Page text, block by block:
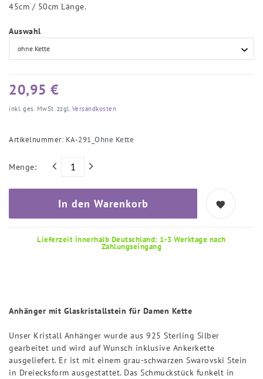
45cm / 50cm Länge.
Auswahl
20,95 €
inkl. ges. MwSt. zzgl.Versandkosten
Artikelnummer: KA-291_Ohne Kette
Menge:
In den Warenkorb
Lieferzeit innerhalb Deutschland: 1-3 Werktage nach
Zahlungseingang
Anhänger mit Glaskristallstein für Damen Kette
Unser Kristall Anhänger wurde aus 925 Sterling Silber
gearbeitet und wird auf Wunsch inklusive Ankerkette
ausgeliefert. Er ist mit einem grau-schwarzen Swarovski Stein
in Dreiecksform ausgestattet. Das Schmuckstück funkelt in